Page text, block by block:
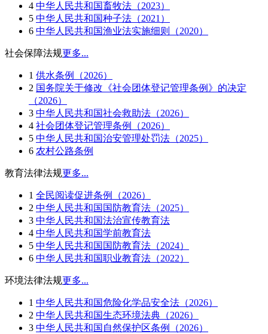
4 中华人民共和国畜牧法（2023）
5 中华人民共和国种子法（2021）
6 中华人民共和国渔业法实施细则（2020）
社会保障法规更多...
1 供水条例（2026）
2 国务院关于修改《社会团体登记管理条例》的决定
（2026）
3 中华人民共和国社会救助法（2026）
4 社会团体登记管理条例（2026）
5 中华人民共和国治安管理处罚法（2025）
6 农村公路条例
教育法律法规更多...
1 全民阅读促进条例（2026）
2 中华人民共和国国防教育法（2025）
3 中华人民共和国法治宣传教育法
4 中华人民共和国学前教育法
5 中华人民共和国国防教育法（2024）
6 中华人民共和国职业教育法（2022）
环境法律法规更多...
1 中华人民共和国危险化学品安全法（2026）
2 中华人民共和国生态环境法典（2026）
3 中华人民共和国自然保护区条例（2026）